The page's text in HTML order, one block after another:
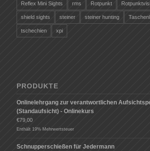
Reflex Mini Sights rms Rotpunkt
shield sights steiner steiner hunting
tschechien xpi
PRODUKTE
Onlinelehrgang zur verantwortlichen
(Standaufsicht) - Onlinekurs
€79,00
Enthält 19% Mehrwertsteuer
Schnupperschießen für Jedermann